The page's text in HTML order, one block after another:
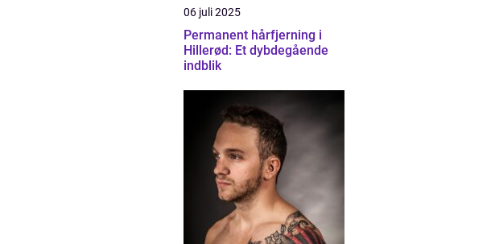
06 juli 2025
Permanent hårfjerning i
Hillerød: Et dybdegående
indblik